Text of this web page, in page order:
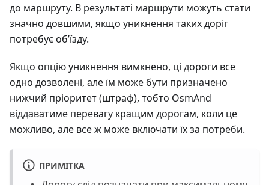
до маршруту. В результаті маршрути можуть стати
значно довшими, якщо уникнення таких доріг
потребує об’їзду.
Якщо опцію уникнення вимкнено, ці дороги все
одно дозволені, але їм може бути призначено
нижчий пріоритет (штраф), тобто OsmAnd
віддаватиме перевагу кращим дорогам, коли це
можливо, але все ж може включати їх за потреби.
ПРИМІТКА